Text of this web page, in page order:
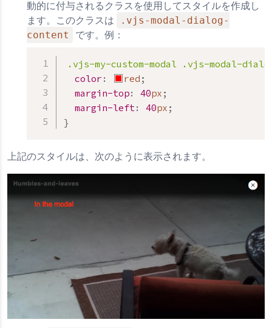
動的に付与されるクラスを使用してスタイルを作成し
ます。このクラスは
.vjs-modal-dialog-
content
です。例：
.vjs-my-custom-modal
.vjs-modal-
color : red ;
margin-top: 40px ;
margin-left : 40px ;
}
上記のスタイルは、次のように表示されます。